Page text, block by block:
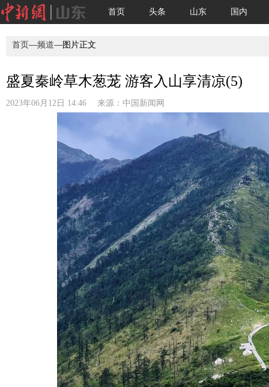
首页 头条 山东 国内
首页—频道—图片正文
盛夏秦岭草木葱茏 游客入山享清凉(5)
2023年06月12日 14:46 来源： 中国新闻网